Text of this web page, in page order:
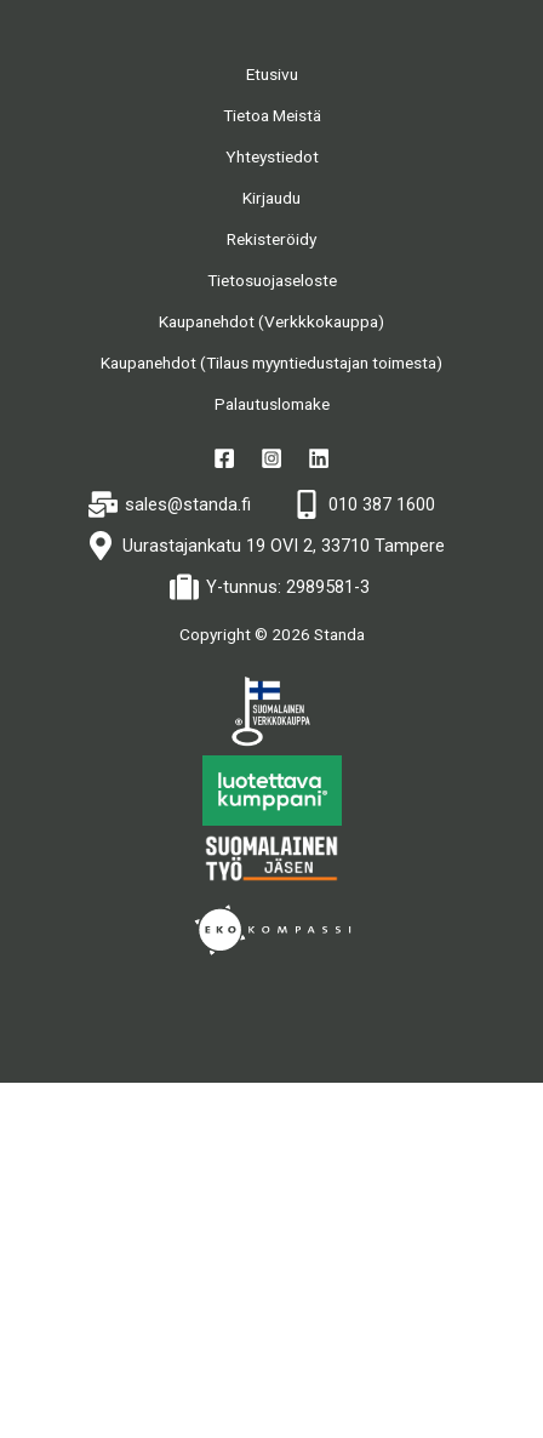
Etusivu
Tietoa Meistä
Yhteystiedot
Kirjaudu
Rekisteröidy
Tietosuojaseloste
Kaupanehdot (Verkkkokauppa)
Kaupanehdot (Tilaus myyntiedustajan toimesta)
Palautuslomake
sales@standa.fi
010 387 1600
Uurastajankatu 19 OVI 2, 33710 Tampere
Y-tunnus: 2989581-3
Copyright © 2026 Standa